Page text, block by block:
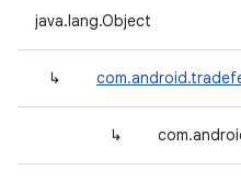
java.lang.Object
↳
↳